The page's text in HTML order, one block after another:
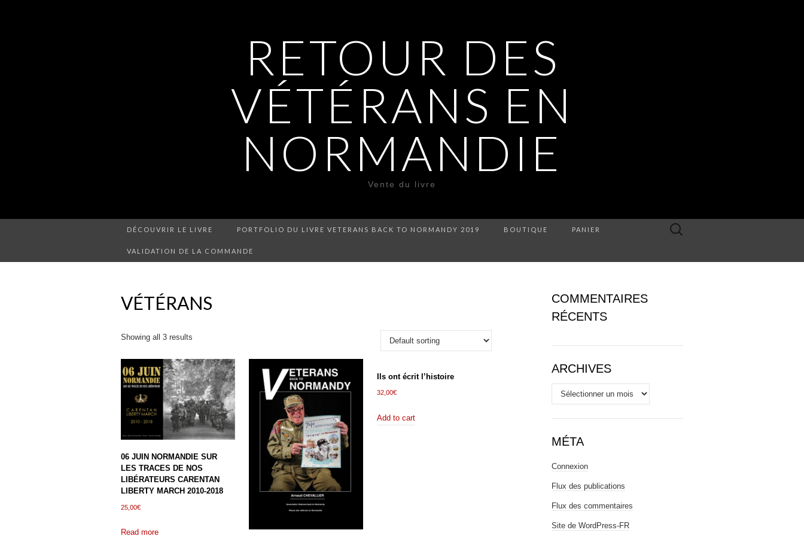
RETOUR DES
VÉTÉRANS EN
NORMANDIE
Vente du livre
DÉCOUVRIR LE LIVRE PORTFOLIO DU LIVRE VETERANS BACK TO NORMANDY 2019 BOUTIQUE PANIER
VALIDATION DE LA COMMANDE
Rechercher :
VÉTÉRANS
Showing all 3 results
06 JUIN NORMANDIE SUR
LES TRACES DE NOS
LIBÉRATEURS CARENTAN
LIBERTY MARCH 2010-2018
25,00€
Read more
Ils ont écrit l’histoire
32,00€
Add to cart
COMMENTAIRES
RÉCENTS
ARCHIVES
Archives
MÉTA
Connexion
Flux des publications
Flux des commentaires
Site de WordPress-FR